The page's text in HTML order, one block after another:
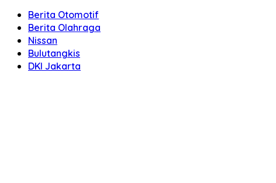
Berita Otomotif
Berita Olahraga
Nissan
Bulutangkis
DKI Jakarta